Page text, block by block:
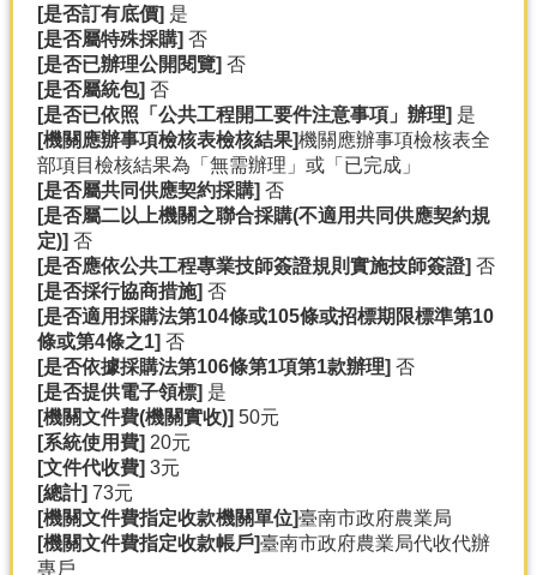
[是否訂有底價] 是
[是否屬特殊採購] 否
[是否已辦理公開閱覽] 否
[是否屬統包] 否
[是否已依照「公共工程開工要件注意事項」辦理] 是
[機關應辦事項檢核表檢核結果]機關應辦事項檢核表全
部項目檢核結果為「無需辦理」或「已完成」
[是否屬共同供應契約採購] 否
[是否屬二以上機關之聯合採購(不適用共同供應契約規
定)] 否
[是否應依公共工程專業技師簽證規則實施技師簽證] 否
[是否採行協商措施] 否
[是否適用採購法第104條或105條或招標期限標準第10
條或第4條之1] 否
[是否依據採購法第106條第1項第1款辦理] 否
[是否提供電子領標] 是
[機關文件費(機關實收)] 50元
[系統使用費] 20元
[文件代收費] 3元
[總計] 73元
[機關文件費指定收款機關單位]臺南市政府農業局
[機關文件費指定收款帳戶]臺南市政府農業局代收代辦
專戶